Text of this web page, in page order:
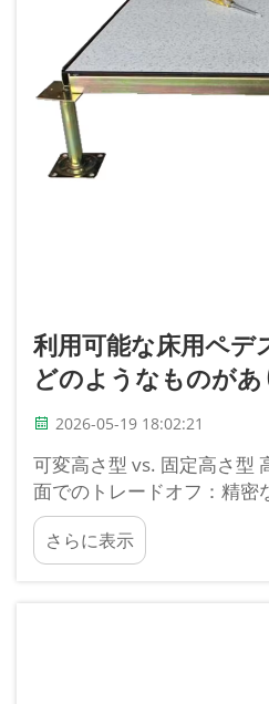
利用可能な床用ペデ
どのようなものがあ
2026-05-19 18:02:21
可変高さ型 vs. 固定高さ型
面でのトレードオフ：精密
簡便性 可変高さ型と固定高
ルの選択は、本質的に「精
「コスト・簡便性」の間の
さらに表示